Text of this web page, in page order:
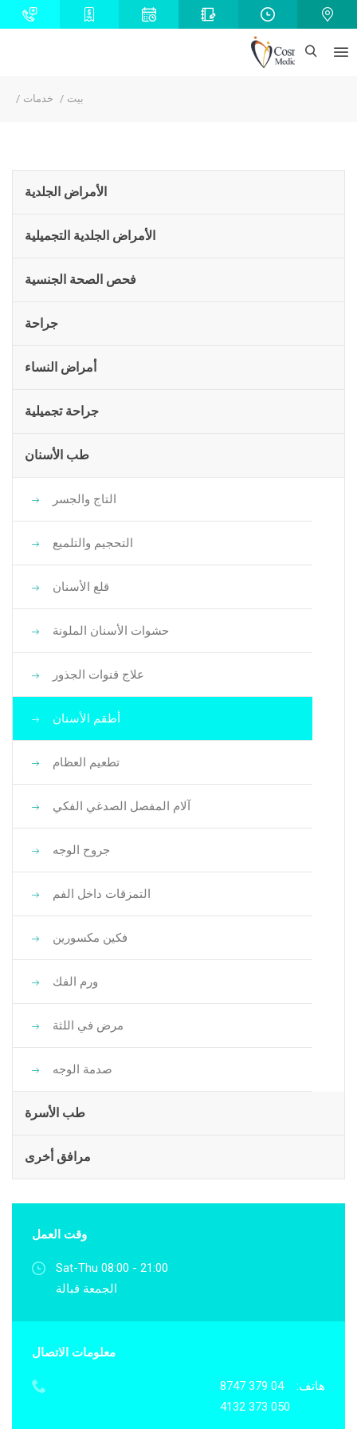
بيت خدمات
الأمراض الجلدية
الأمراض الجلدية التجميلية
فحص الصحة الجنسية
جراحة
أمراض النساء
جراحة تجميلية
طب الأسنان
التاج والجسر
التحجيم والتلميع
قلع الأسنان
حشوات الأسنان الملونة
علاج قنوات الجذور
أطقم الأسنان
تطعيم العظام
آلام المفصل الصدغي الفكي
جروح الوجه
التمزقات داخل الفم
فكين مكسورين
ورم الفك
مرض في اللثة
صدمة الوجه
طب الأسرة
مرافق أخرى
وقت العمل
Sat-Thu 08:00 - 21:00
الجمعة قبالة
معلومات الاتصال
هاتف:
04 379 8747
050 373 4132